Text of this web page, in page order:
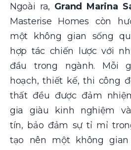
Ngoài ra, Grand Marina
Masterise Homes còn
một không gian sống
hợp tác chiến lược với
đầu trong ngành. Mỗi
hoạch, thiết kế, thi công
thất đều được đảm
gia giàu kinh nghiệm
tín, bảo đảm sự tỉ mỉ
tạo nên một không gian